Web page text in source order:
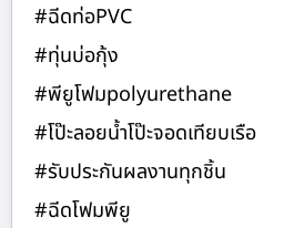
#ฉีดท่อPVC
#ทุ่นบ่อกุ้ง
#พียูโฟมpolyurethane
#โป๊ะลอยน้ำโป๊ะจอดเทียบเรือ
#รับประกันผลงานทุกชิ้น
#ฉีดโฟมพียู